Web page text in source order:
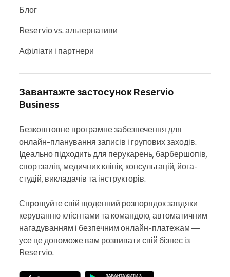
Блог
Reservio vs. альтернативи
Афіліати і партнери
Завантажте застосунок Reservio
Business
Безкоштовне програмне забезпечення для
онлайн-планування записів і групових заходів.
Ідеально підходить для перукарень, барбершопів,
спортзалів, медичних клінік, консультацій, йога-
студій, викладачів та інструкторів.
Спрощуйте свій щоденний розпорядок завдяки
керуванню клієнтами та командою, автоматичним
нагадуванням і безпечним онлайн-платежам —
усе це допоможе вам розвивати свій бізнес із
Reservio.